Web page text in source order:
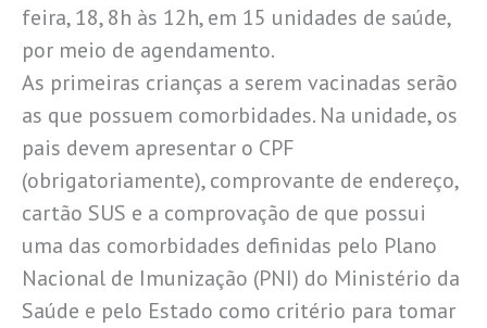
feira, 18, 8h às 12h, em 15 unidades de saúde,
por meio de agendamento.
As primeiras crianças a serem vacinadas serão
as que possuem comorbidades. Na unidade, os
pais devem apresentar o CPF
(obrigatoriamente), comprovante de endereço,
cartão SUS e a comprovação de que possui
uma das comorbidades definidas pelo Plano
Nacional de Imunização (PNI) do Ministério da
Saúde e pelo Estado como critério para tomar